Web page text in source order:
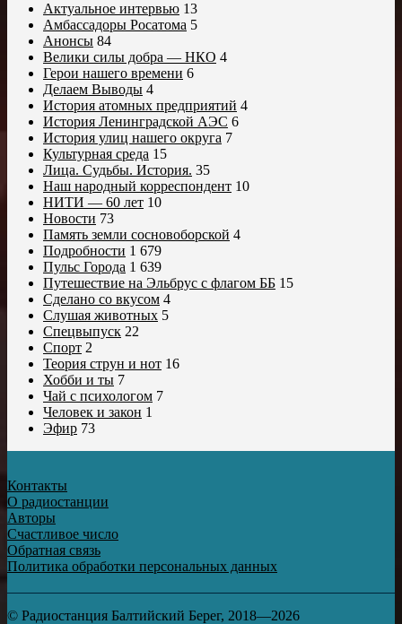
Актуальное интервью 13
Амбассадоры Росатома 5
Анонсы 84
Велики силы добра — НКО 4
Герои нашего времени 6
Делаем Выводы 4
История атомных предприятий 4
История Ленинградской АЭС 6
История улиц нашего округа 7
Культурная среда 15
Лица. Судьбы. История. 35
Наш народный корреспондент 10
НИТИ — 60 лет 10
Новости 73
Память земли сосновоборской 4
Подробности 1 679
Пульс Города 1 639
Путешествие на Эльбрус с флагом ББ 15
Сделано со вкусом 4
Слушая животных 5
Спецвыпуск 22
Спорт 2
Теория струн и нот 16
Хобби и ты 7
Чай с психологом 7
Человек и закон 1
Эфир 73
Контакты
О радиостанции
Авторы
Счастливое число
Обратная связь
Политика обработки персональных данных
© Радиостанция Балтийский Берег, 2018—2026